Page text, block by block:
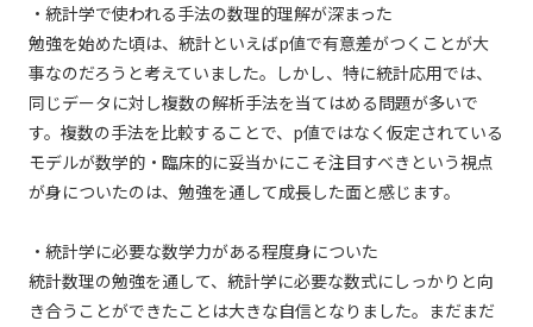
・統計学で使われる手法の数理的理解が深まった
勉強を始めた頃は、統計といえばp値で有意差がつくことが大
事なのだろうと考えていました。しかし、特に統計応用では、
同じデータに対し複数の解析手法を当てはめる問題が多いで
す。複数の手法を比較することで、p値ではなく仮定されている
モデルが数学的・臨床的に妥当かにこそ注目すべきという視点
が身についたのは、勉強を通して成長した面と感じます。
・統計学に必要な数学力がある程度身についた
統計数理の勉強を通して、統計学に必要な数式にしっかりと向
き合うことができたことは大きな自信となりました。まだまだ